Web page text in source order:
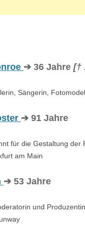
AUSTRALIEN
➔ 36 Jahre [†
Sängerin,
➔ 91 Jahre
für die Gestaltung der
am Main
➔ 53 Jahre
und